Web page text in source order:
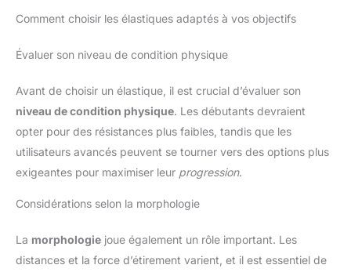
Comment choisir les élastiques adaptés à vos objectifs
Évaluer son niveau de condition physique
Avant de choisir un élastique, il est crucial d’évaluer son
niveau de condition physique. Les débutants devraient
opter pour des résistances plus faibles, tandis que les
utilisateurs avancés peuvent se tourner vers des options plus
exigeantes pour maximiser leur progression.
Considérations selon la morphologie
La morphologie joue également un rôle important. Les
distances et la force d’étirement varient, et il est essentiel de